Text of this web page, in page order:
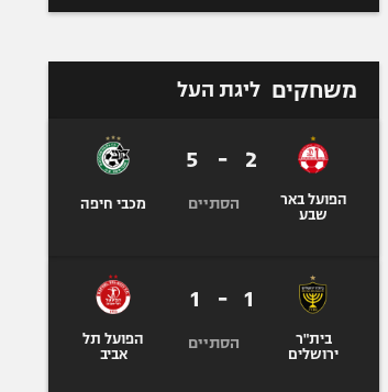
משחקים ליגת העל
הפועל באר
שבע
2
-
5
הסתיים מכבי חיפה
בית"ר
ירושלים
1
-
1
הסתיים
הפועל תל
אביב